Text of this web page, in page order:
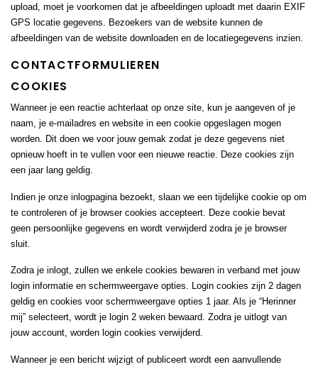
upload, moet je voorkomen dat je afbeeldingen uploadt met daarin EXIF
GPS locatie gegevens. Bezoekers van de website kunnen de
afbeeldingen van de website downloaden en de locatiegegevens inzien.
CONTACTFORMULIEREN
COOKIES
Wanneer je een reactie achterlaat op onze site, kun je aangeven of je
naam, je e-mailadres en website in een cookie opgeslagen mogen
worden. Dit doen we voor jouw gemak zodat je deze gegevens niet
opnieuw hoeft in te vullen voor een nieuwe reactie. Deze cookies zijn
een jaar lang geldig.
Indien je onze inlogpagina bezoekt, slaan we een tijdelijke cookie op om
te controleren of je browser cookies accepteert. Deze cookie bevat
geen persoonlijke gegevens en wordt verwijderd zodra je je browser
sluit.
Zodra je inlogt, zullen we enkele cookies bewaren in verband met jouw
login informatie en schermweergave opties. Login cookies zijn 2 dagen
geldig en cookies voor schermweergave opties 1 jaar. Als je “Herinner
mij” selecteert, wordt je login 2 weken bewaard. Zodra je uitlogt van
jouw account, worden login cookies verwijderd.
Wanneer je een bericht wijzigt of publiceert wordt een aanvullende